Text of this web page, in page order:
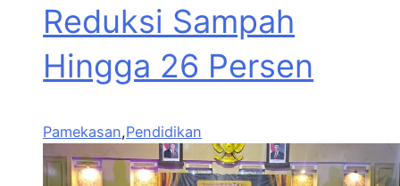
Reduksi Sampah
Hingga 26 Persen
Pamekasan,Pendidikan